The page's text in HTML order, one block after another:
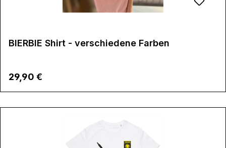
BIERBIE Shirt - verschiedene Farben
Regulärer Preis:
29,90 €